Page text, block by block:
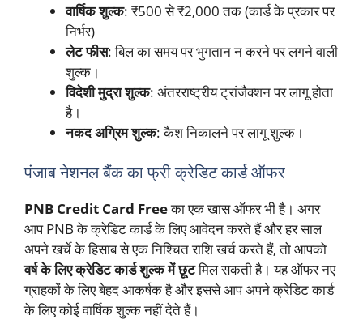
वार्षिक शुल्क: ₹500 से ₹2,000 तक (कार्ड के प्रकार पर
निर्भर)
लेट फीस: बिल का समय पर भुगतान न करने पर लगने वाली
शुल्क।
विदेशी मुद्रा शुल्क: अंतरराष्ट्रीय ट्रांजैक्शन पर लागू होता
है।
नकद अग्रिम शुल्क: कैश निकालने पर लागू शुल्क।
पंजाब नेशनल बैंक का फ्री क्रेडिट कार्ड ऑफर
PNB Credit Card Freeका एक खास ऑफर भी है। अगर
आप PNB के क्रेडिट कार्ड के लिए आवेदन करते हैं और हर साल
अपने खर्चे के हिसाब से एक निश्चित राशि खर्च करते हैं, तो आपको
वर्ष के लिए क्रेडिट कार्ड शुल्क में छूटमिल सकती है। यह ऑफर नए
ग्राहकों के लिए बेहद आकर्षक है और इससे आप अपने क्रेडिट कार्ड
के लिए कोई वार्षिक शुल्क नहीं देते हैं।